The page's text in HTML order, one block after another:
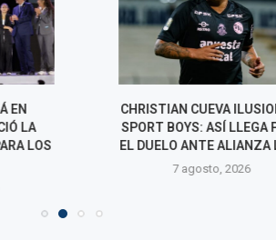
CUEVA ILUSIONA A
BOYS: ASÍ LLEGA PARA
ANTE ALIANZA LIMA
CRISTAL: EL
PUEDE
7